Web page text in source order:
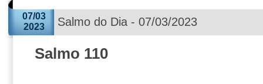
07/03
2023
Salmo do Dia - 07/03/2023
Salmo 110